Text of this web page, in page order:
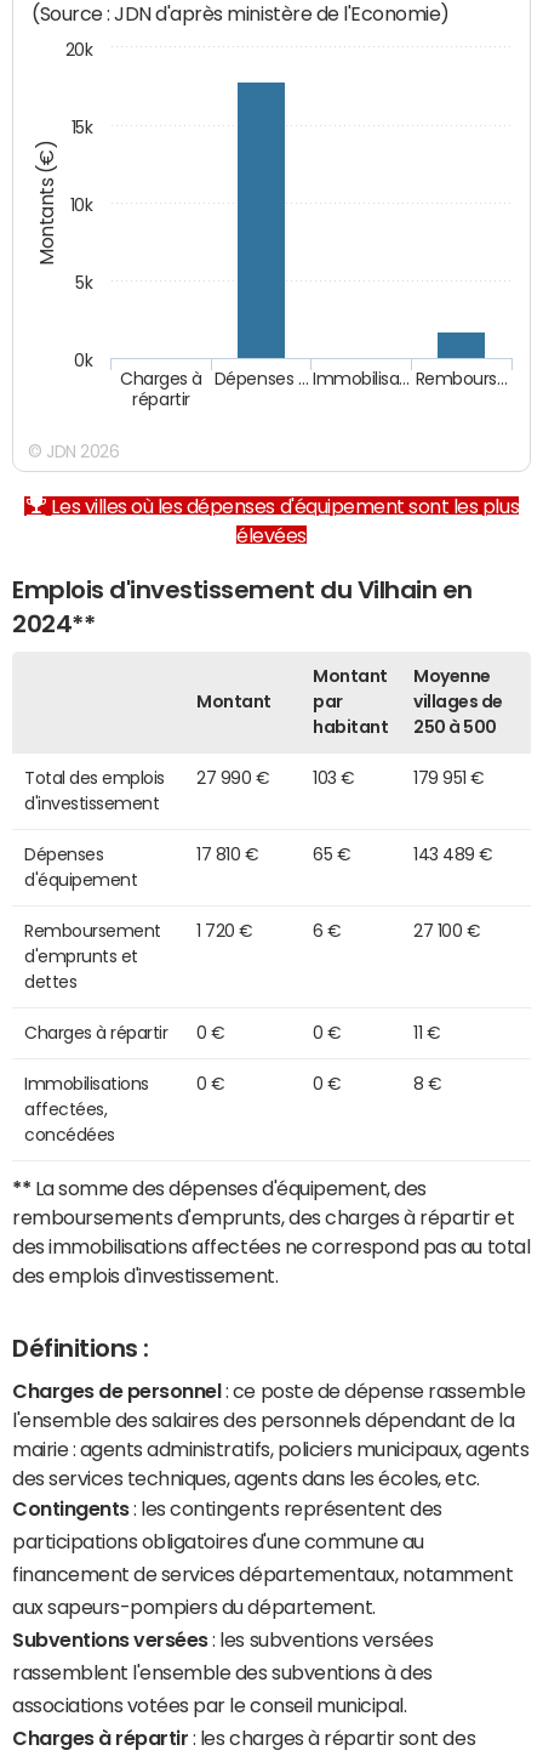
Montants (€)
(Source : JDN d'après ministère de l'Economie)
Charges à
répartir
Dépenses … Immobilisa… Rembours…
0k
5k
10k
15k
20k
© JDN 2026
Les villes où les dépenses d'équipement sont les plus
élevées
Emplois d'investissement du Vilhain en
2024**
Montant
Montant
par
habitant
Moyenne
villages de
250 à 500
Total des emplois
d'investissement
27 990 € 103 € 179 951 €
Dépenses
d'équipement
17 810 € 65 € 143 489 €
Remboursement
d'emprunts et
dettes
1 720 € 6 € 27 100 €
Charges à répartir 0 € 0 € 11 €
Immobilisations
affectées,
concédées
0 € 0 € 8 €
** La somme des dépenses d'équipement, des
remboursements d'emprunts, des charges à répartir et
des immobilisations affectées ne correspond pas au total
des emplois d'investissement.
Définitions :
Charges de personnel : ce poste de dépense rassemble
l'ensemble des salaires des personnels dépendant de la
mairie : agents administratifs, policiers municipaux, agents
des services techniques, agents dans les écoles, etc.
Contingents: les contingents représentent des
participations obligatoires d'une commune au
financement de services départementaux, notamment
aux sapeurs-pompiers du département.
Subventions versées: les subventions versées
rassemblent l'ensemble des subventions à des
associations votées par le conseil municipal.
Charges à répartir : les charges à répartir sont des